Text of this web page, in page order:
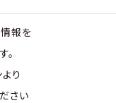
報を
。
り
さい